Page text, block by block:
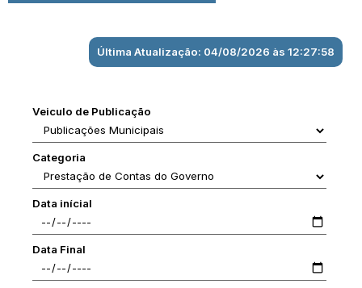
Última Atualização: 04/08/2026 às 12:27:58
Veiculo de Publicação
Categoria
Data inícial
Data Final